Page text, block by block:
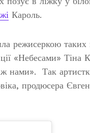
Кароль.
режисеркою таких
«Небесами» Тіна
нами». Так
продюсера